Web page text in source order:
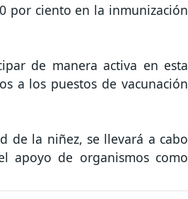
por ciento en la inmunización
de manera activa en esta
a los puestos de vacunación
de la niñez, se llevará a cabo
apoyo de organismos como